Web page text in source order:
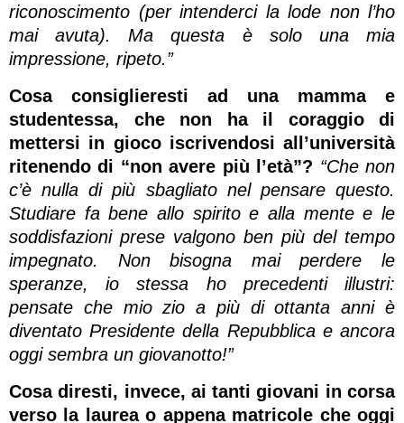
riconoscimento (per intenderci la lode non l’ho
mai avuta). Ma questa è solo una mia
impressione, ripeto.”
Cosa consiglieresti ad una mamma e
studentessa, che non ha il coraggio di
mettersi in gioco iscrivendosi all’università
ritenendo di “non avere più l’età”? “Che non
c’è nulla di più sbagliato nel pensare questo.
Studiare fa bene allo spirito e alla mente e le
soddisfazioni prese valgono ben più del tempo
impegnato. Non bisogna mai perdere le
speranze, io stessa ho precedenti illustri:
pensate che mio zio a più di ottanta anni è
diventato Presidente della Repubblica e ancora
oggi sembra un giovanotto!”
Cosa diresti, invece, ai tanti giovani in corsa
verso la laurea o appena matricole che oggi